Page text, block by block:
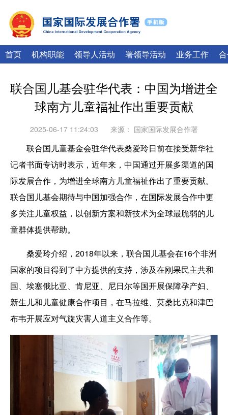
首页 机构职能 领导人活动 署领导活动 业务工作
联合国儿基会驻华代表：中国为增进全
球南方儿童福祉作出重要贡献
2025-06-17 11:24:03 来源： 国家国际发展合作署
联合国儿童基金会驻华代表桑爱玲日前在接受新华社
记者书面专访时表示，近年来，中国通过开展多渠道的国
际发展合作，为增进全球南方儿童福祉作出了重要贡献。
联合国儿基会期待与中国加强合作，在国际发展合作中更
多关注儿童权益，以创新方案和新技术为全球最脆弱的儿
童群体提供帮助。
桑爱玲介绍，2018年以来，联合国儿基会在16个非洲
国家的项目得到了中方提供的支持，涉及在刚果民主共和
国、埃塞俄比亚、肯尼亚、尼日尔等国开展保障孕产妇、
新生儿和儿童健康合作项目，在马拉维、莫桑比克和津巴
布韦开展应对气旋灾害人道主义合作等。